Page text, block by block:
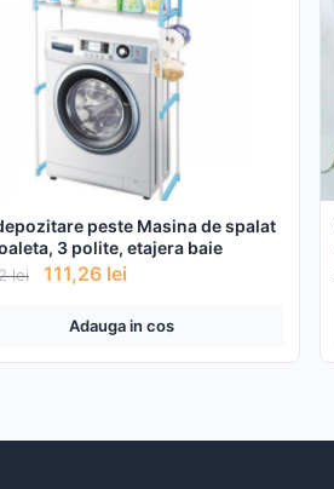
peste Masina de spalat
3 polite, etajera baie
lei 111,26 lei
Adauga in cos